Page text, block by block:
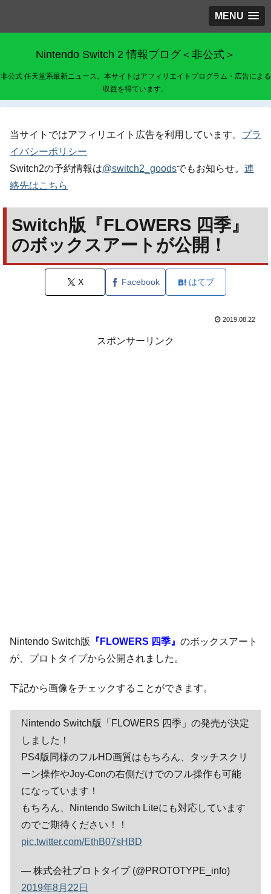
MENU
Nintendo Switch 2 情報ブログ＜非公式＞
非公式 任天堂系最新ニュース。本サイトはアフィリエイトプログラム・広告による
収益を得ています。
当サイトではアフィリエイト広告を利用しています。 プラ
イバシーポリシー
Switch2の予約情報は@switch2_goodsでもお知らせ。 連
絡先はこちら
Switch版『FLOWERS 四季』
のボックスアートが公開！
X Facebook はてブ
2019.08.22
スポンサーリンク
Nintendo Switch版 『FLOWERS 四季』 のボックスアート
が、プロトタイプから公開されました。
下記から画像をチェックすることができます。
Nintendo Switch版「FLOWERS 四季」の発売が決定
しました！
PS4版同様のフルHD画質はもちろん、タッチスクリ
ーン操作やJoy-Conの右側だけでのフル操作も可能
になっています！
もちろん、Nintendo Switch Liteにも対応しています
のでご期待ください！！
pic.twitter.com/EthB07sHBD
— 株式会社プロトタイプ (@PROTOTYPE_info)
2019年8月22日